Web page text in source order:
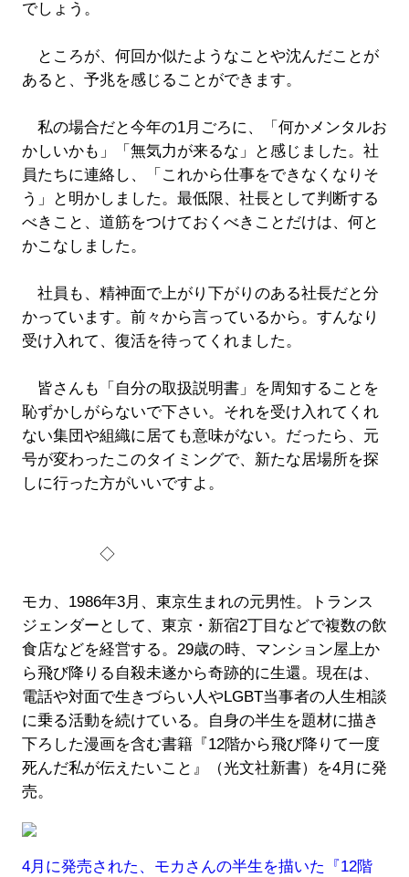
でしょう。
ところが、何回か似たようなことや沈んだことが
あると、予兆を感じることができます。
私の場合だと今年の1月ごろに、「何かメンタルお
かしいかも」「無気力が来るな」と感じました。社
員たちに連絡し、「これから仕事をできなくなりそ
う」と明かしました。最低限、社長として判断する
べきこと、道筋をつけておくべきことだけは、何と
かこなしました。
社員も、精神面で上がり下がりのある社長だと分
かっています。前々から言っているから。すんなり
受け入れて、復活を待ってくれました。
皆さんも「自分の取扱説明書」を周知することを
恥ずかしがらないで下さい。それを受け入れてくれ
ない集団や組織に居ても意味がない。だったら、元
号が変わったこのタイミングで、新たな居場所を探
しに行った方がいいですよ。
◇
モカ、1986年3月、東京生まれの元男性。トランス
ジェンダーとして、東京・新宿2丁目などで複数の飲
食店などを経営する。29歳の時、マンション屋上か
ら飛び降りる自殺未遂から奇跡的に生還。現在は、
電話や対面で生きづらい人やLGBT当事者の人生相談
に乗る活動を続けている。自身の半生を題材に描き
下ろした漫画を含む書籍『12階から飛び降りて一度
死んだ私が伝えたいこと』（光文社新書）を4月に発
売。
4月に発売された、モカさんの半生を描いた『12階